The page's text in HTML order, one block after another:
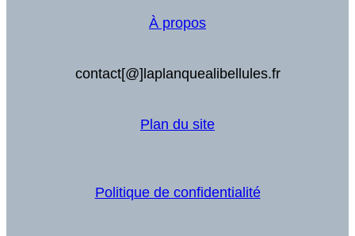
À propos
contact[@]laplanquealibellules.fr
Plan du site
Politique de confidentialité